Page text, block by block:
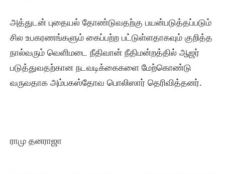
அத்துடன் புதையல் தோண்டுவதற்கு பயன்படுத்தப்படும்
சில உபகரணங்களும் கைப்பற்ற பட்டுள்ளதாகவும் குறித்த
நால்வரும் வெளிமடை நீதிவான் நீதிமன்றத்தில் ஆஜர்
படுத்துவதற்கான நடவடிக்கைகளை மேற்கொண்டு
வருவதாக அம்பகஸ்தோவ பொலிஸார் தெரிவித்தனர்.
ராமு தனராஜா